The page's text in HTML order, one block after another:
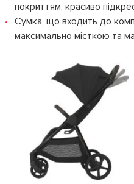
покриттям, красиво
Сумка, що входить до
максимально місткою та